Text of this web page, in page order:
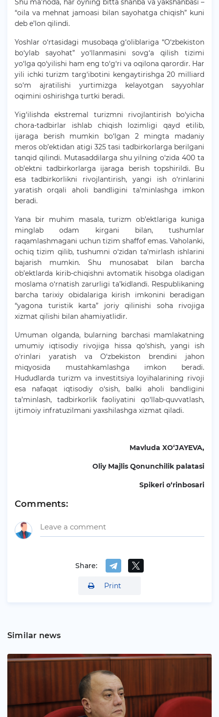
Shu ma’noda, har oyning bitta shanba va yakshanbasi –
“oila va mehnat jamoasi bilan sayohatga chiqish” kuni
deb e’lon qilindi.
Yoshlar o‘rtasidagi musobaqa g‘oliblariga “O‘zbekiston
bo‘ylab sayohat” yo‘llanmasini sovg‘a qilish tizimi
yo‘lga qo‘yilishi ham eng to‘g‘ri va oqilona qarordir. Har
yili ichki turizm targ‘ibotini kengaytirishga 20 milliard
so‘m ajratilishi yurtimizga kelayotgan sayyohlar
oqimini oshirishga turtki beradi.
Yig‘ilishda ekstremal turizmni rivojlantirish bo‘yicha
chora-tadbirlar ishlab chiqish lozimligi qayd etilib,
ijaraga berish mumkin bo‘lgan 2 mingta madaniy
meros ob’ektidan atigi 325 tasi tadbirkorlarga berilgani
tanqid qilindi. Mutasaddilarga shu yilning o‘zida 400 ta
ob’ektni tadbirkorlarga ijaraga berish topshirildi. Bu
esa tadbirkorlikni rivojlantirish, yangi ish o‘rinlarini
yaratish orqali aholi bandligini ta’minlashga imkon
beradi.
Yana bir muhim masala, turizm ob’ektlariga kuniga
minglab odam kirgani bilan, tushumlar
raqamlashmagani uchun tizim shaffof emas. Vaholanki,
ochiq tizim qilib, tushumni o‘zidan ta’mirlash ishlarini
bajarish mumkin. Shu munosabat bilan barcha
ob’ektlarda kirib-chiqishni avtomatik hisobga oladigan
moslama o‘rnatish zarurligi ta’kidlandi. Respublikaning
barcha tarixiy obidalariga kirish imkonini beradigan
“yagona turistik karta” joriy qilinishi soha rivojiga
xizmat qilishi bilan ahamiyatlidir.
Umuman olganda, bularning barchasi mamlakatning
umumiy iqtisodiy rivojiga hissa qo‘shish, yangi ish
o‘rinlari yaratish va O‘zbekiston brendini jahon
miqyosida mustahkamlashga imkon beradi.
Hududlarda turizm va investitsiya loyihalarining rivoji
esa nafaqat iqtisodiy o‘sish, balki aholi bandligini
ta’minlash, tadbirkorlik faoliyatini qo‘llab-quvvatlash,
ijtimoiy infratuzilmani yaxshilashga xizmat qiladi.
Mavluda XO‘JAYEVA,
Oliy Majlis Qonunchilik palatasi
Spikeri o‘rinbosari
Comments:
Share:
Print
Similar news